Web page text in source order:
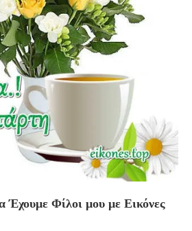
Φίλοι μου με Εικόνες